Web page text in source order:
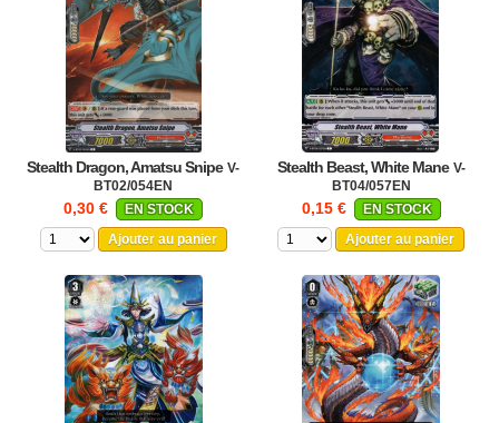
Stealth Dragon, Amatsu Snipe V-
BT02/054EN
0,30 €
EN STOCK
Ajouter au panier
Stealth Beast, White Mane V-
BT04/057EN
0,15 €
EN STOCK
Ajouter au panier